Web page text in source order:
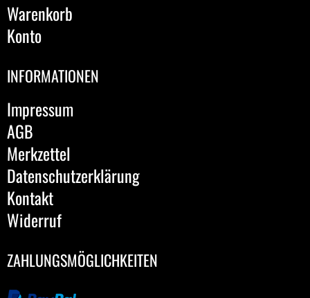
Warenkorb
Konto
INFORMATIONEN
Impressum
AGB
Merkzettel
Datenschutzerklärung
Kontakt
Widerruf
ZAHLUNGSMÖGLICHKEITEN